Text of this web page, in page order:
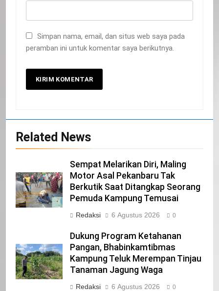
Simpan nama, email, dan situs web saya pada
peramban ini untuk komentar saya berikutnya.
Related News
Sempat Melarikan Diri, Maling
Motor Asal Pekanbaru Tak
Berkutik Saat Ditangkap Seorang
Pemuda Kampung Temusai
Redaksi 6 Agustus 2026 0
Dukung Program Ketahanan
Pangan, Bhabinkamtibmas
Kampung Teluk Merempan Tinjau
Tanaman Jagung Waga
Redaksi 6 Agustus 2026 0
Selamat Hari Kebangkitan Nasional
IKLAN
21
Iklan Pemerintah Kabupaten Siak
22
NORMAN SILITONGA CALEG DPRD
PROVINSI DKI JAKARTA